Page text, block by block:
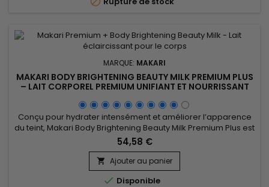
MARQUE: MAKARI
MAKARI BODY BRIGHTENING BEAUTY MILK PREMIUM PLUS
– LAIT CORPOREL PREMIUM UNIFIANT ET NOURRISSANT
Conçu pour hydrater intensément et améliorer l’apparence
du teint, Makari Body Brightening Beauty Milk Premium Plus est
un lait corporel nourrissant et unifiant idéal pour retrouver
une peau plus douce, souple et lumineuse. Sa formule
associe la Niacinamide, l’extrait de racine de mûrier blanc
(Morus Alba), l’extrait de réglisse (Glycyrrhiza...
54,58 €
 Ajouter au panier
 Disponible